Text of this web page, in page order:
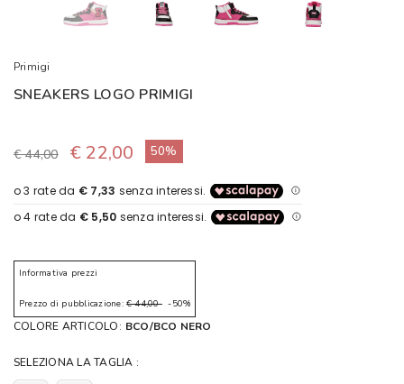
Primigi
SNEAKERS LOGO PRIMIGI
€ 44,00 € 22,00 50%
Informativa prezzi
Prezzo di pubblicazione: € 44,00-50%
COLORE ARTICOLO: BCO/BCO NERO
SELEZIONA LA TAGLIA :